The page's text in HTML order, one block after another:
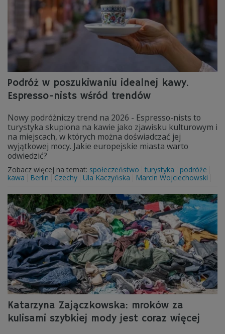
Podróż w poszukiwaniu idealnej kawy.
Espresso-nists wśród trendów
Nowy podróżniczy trend na 2026 - Espresso-nists to
turystyka skupiona na kawie jako zjawisku kulturowym i
na miejscach, w których można doświadczać jej
wyjątkowej mocy. Jakie europejskie miasta warto
odwiedzić?
Zobacz więcej na temat: społeczeństwo turystyka
podróże
kawa
Berlin Czechy Ula Kaczyńska Marcin Wojciechowski
Katarzyna Zajączkowska: mroków za
kulisami szybkiej mody jest coraz więcej